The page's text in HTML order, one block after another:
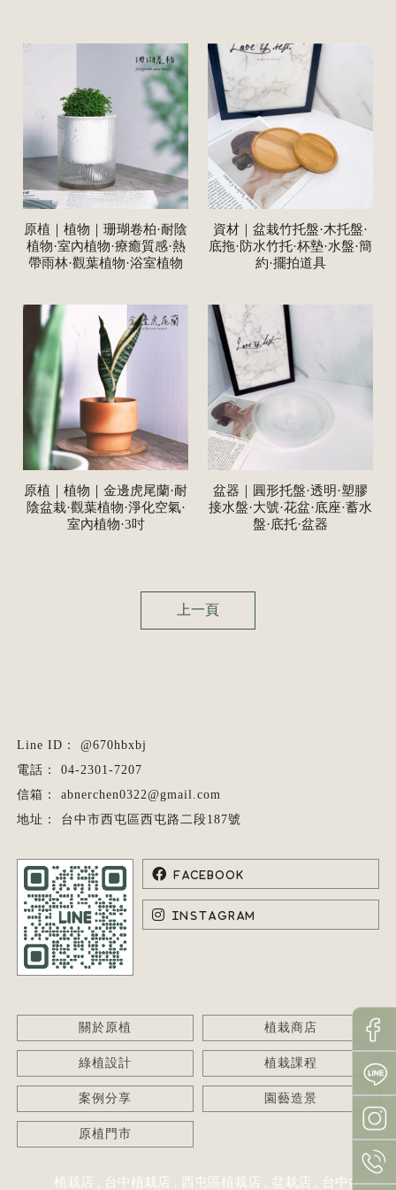
原植｜植物｜珊瑚卷柏·耐陰
植物·室內植物·療癒質感·熱
帶雨林·觀葉植物·浴室植物
資材｜盆栽竹托盤·木托盤·
底拖·防水竹托·杯墊·水盤·簡
約·擺拍道具
原植｜植物｜金邊虎尾蘭·耐
陰盆栽·觀葉植物·淨化空氣·
室內植物·3吋
盆器｜圓形托盤·透明·塑膠
接水盤·大號·花盆·底座·蓄水
盤·底托·盆器
上一頁
@670hbxbj
04-2301-7207
abnerchen0322@gmail.com
台中市西屯區西屯路二段187號
關於原植 植栽商店
綠植設計 植栽課程
案例分享 園藝造景
原植門市
植栽店 台中植栽店 西屯區植栽店 盆栽店 台中盆栽店